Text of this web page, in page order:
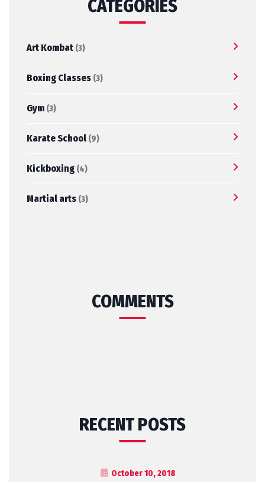
CATEGORIES
Art Kombat (3)
Boxing Classes (3)
Gym (3)
Karate School (9)
Kickboxing (4)
Martial arts (3)
COMMENTS
RECENT POSTS
October 10, 2018